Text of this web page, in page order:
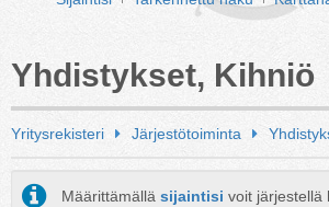
Yhdistykset, Kihniö
Yritysrekisteri Järjestötoiminta
Määrittämällä sijaintisi voit järjestellä